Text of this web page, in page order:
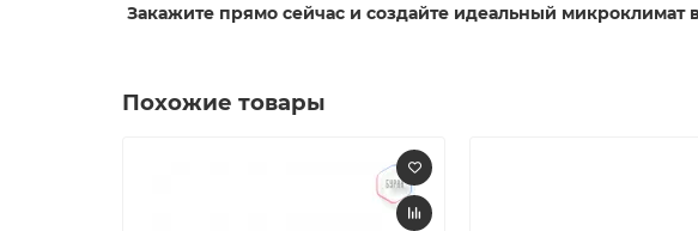
Закажите прямо сейчас и создайте идеальный микроклимат
Похожие товары